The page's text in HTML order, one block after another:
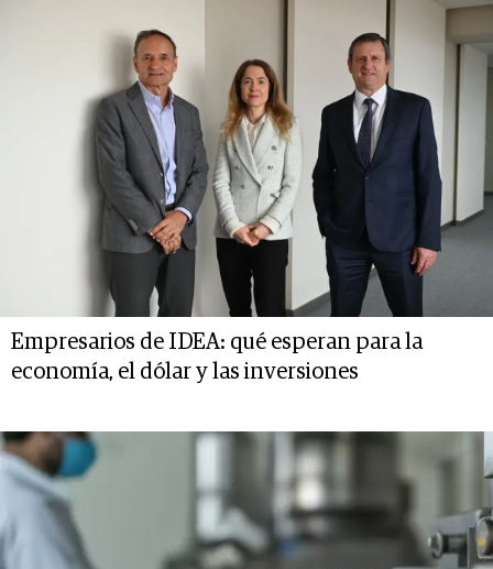
Empresarios de IDEA: qué esperan para la
economía, el dólar y las inversiones